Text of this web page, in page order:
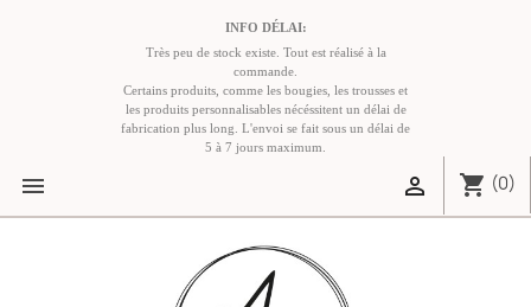
INFO DÉLAI:
Très peu de stock existe. Tout est réalisé à la
commande.
Certains produits, comme les bougies, les trousses et
les produits personnalisables nécéssitent un délai de
fabrication plus long. L'envoi se fait sous un délai de
5 à 7 jours maximum.
 shopping_cart (0)
